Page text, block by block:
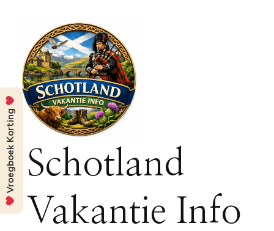
Schotland
Vakantie Info
Vroegboek Korting